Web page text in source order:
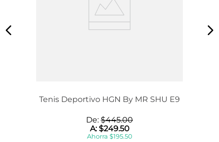
Tenis Deportivo HGN By MR SHU E9
De: $445.00
A:$249.50
Ahorra $195.50